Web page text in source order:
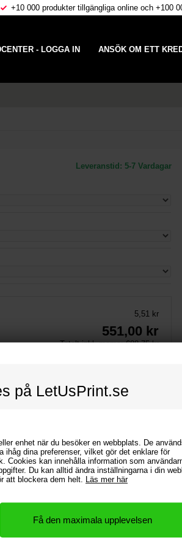
på LetUsPrint.se
enhet när du besöker en webbplats. De
dina preferenser, vilket gör det enklare för
Cookies kan innehålla information som
Du kan alltid ändra inställningarna i din
att blockera dem helt. Läs mer här
+10 000 produkter tillgängliga online och +100
- LOGGA IN ANSÖK OM ETT
Leveranstid: 5-7 Vardagar
5,51 kr
551,00 kr
Totalt inkl. moms:688,75kr
5,51 kr 0,00 kr